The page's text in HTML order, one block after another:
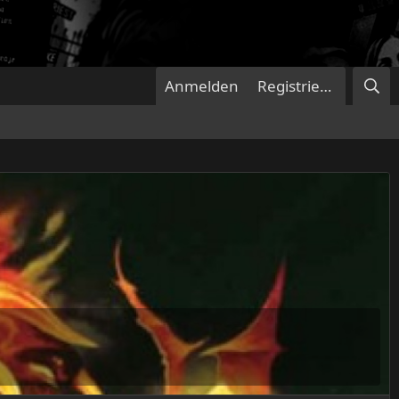
Anmelden Registrieren